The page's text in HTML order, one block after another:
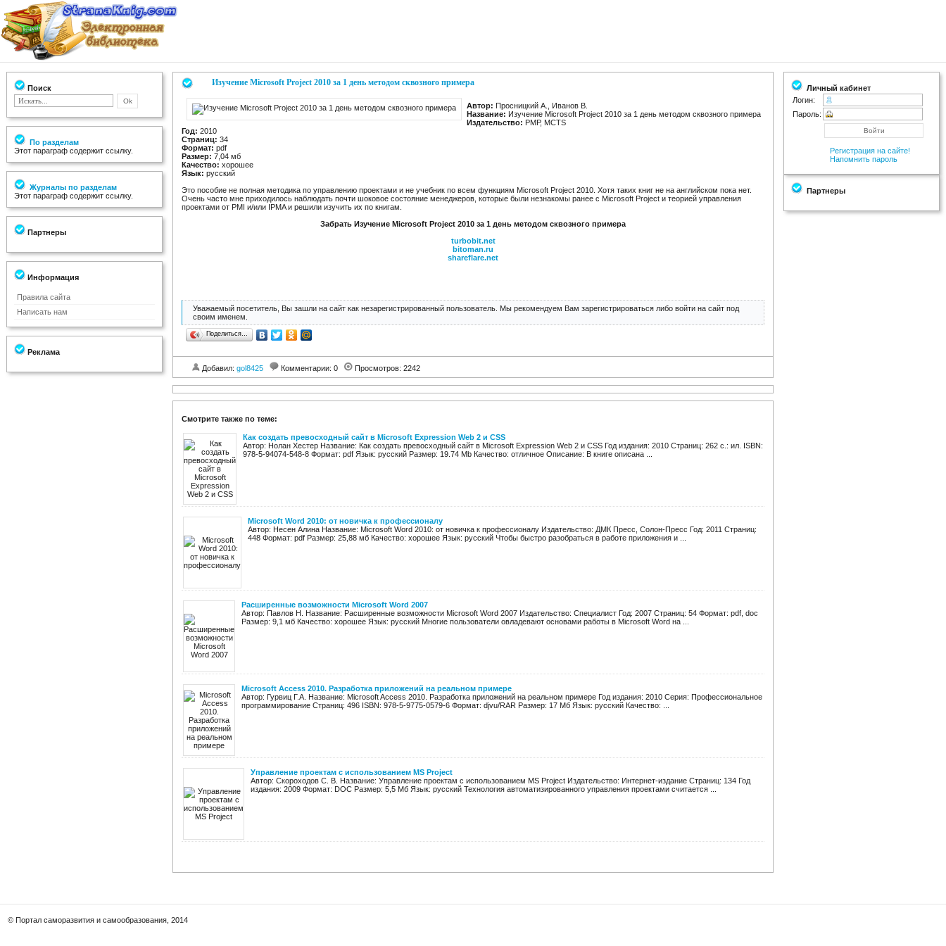
Поиск
По разделам
Этот параграф содержит ссылку.
Журналы по разделам
Этот параграф содержит ссылку.
Партнеры
Информация
Правила сайта
Написать нам
Реклама
Изучение Microsoft Project 2010 за 1 день методом сквозного примера
Автор: Просницкий А., Иванов В.
Название: Изучение Microsoft Project 2010 за 1 день методом сквозного примера
Издательство: РМР, MCTS
Год: 2010
Страниц: 34
Формат: pdf
Размер: 7,04 мб
Качество: хорошее
Язык: русский
Это пособие не полная методика по управлению проектами и не учебник по всем функциям Microsoft Project 2010. Хотя таких книг не на английском пока нет.
Очень часто мне приходилось наблюдать почти шоковое состояние менеджеров, которые были незнакомы ранее с Microsoft Project и теорией управления
проектами от PMI и/или IPMA и решили изучить их по книгам.
Забрать Изучение Microsoft Project 2010 за 1 день методом сквозного примера
turbobit.net
bitoman.ru
shareflare.net
Уважаемый посетитель, Вы зашли на сайт как незарегистрированный пользователь. Мы рекомендуем Вам зарегистрироваться либо войти на сайт под
своим именем.
Поделиться…
Добавил: gol8425 Комментарии: 0 Просмотров: 2242
Смотрите также по теме:
Как создать превосходный сайт в Microsoft Expression Web 2 и CSS
Автор: Нолан Хестер Название: Как создать превосходный сайт в Microsoft Expression Web 2 и CSS Год издания: 2010 Страниц: 262 с.: ил. ISBN:
978-5-94074-548-8 Формат: pdf Язык: русский Размер: 19.74 Mb Качество: отличное Описание: В книге описана ...
Microsoft Word 2010: от новичка к профессионалу
Автор: Несен Алина Название: Microsoft Word 2010: от новичка к профессионалу Издательство: ДМК Пресс, Солон-Пресс Год: 2011 Страниц:
448 Формат: pdf Размер: 25,88 мб Качество: хорошее Язык: русский Чтобы быстро разобраться в работе приложения и ...
Расширенные возможности Microsoft Word 2007
Автор: Павлов Н. Название: Расширенные возможности Microsoft Word 2007 Издательство: Специалист Год: 2007 Страниц: 54 Формат: pdf, doc
Размер: 9,1 мб Качество: хорошее Язык: русский Многие пользователи овладевают основами работы в Microsoft Word на ...
Microsoft Access 2010. Разработка приложений на реальном примере
Автор: Гурвиц Г.А. Название: Microsoft Access 2010. Разработка приложений на реальном примере Год издания: 2010 Серия: Профессиональное
программирование Страниц: 496 ISBN: 978-5-9775-0579-6 Формат: djvu/RAR Размер: 17 Мб Язык: русский Качество: ...
Управление проектам с использованием MS Project
Автор: Скороходов C. B. Название: Управление проектам с использованием MS Project Издательство: Интернет-издание Страниц: 134 Год
издания: 2009 Формат: DOC Размер: 5,5 Мб Язык: русский Технология автоматизированного управления проектами считается ...
Личный кабинет
Логин:
Пароль:
Регистрация на сайте!
Напомнить пароль
Партнеры
© Портал саморазвития и самообразования, 2014